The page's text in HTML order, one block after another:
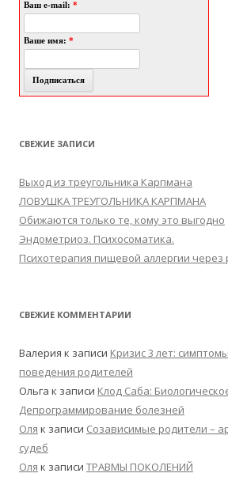
Ваш e-mail: *
Ваше имя: *
СВЕЖИЕ ЗАПИСИ
Выход из треугольника Карпмана
ЛОВУШКА ТРЕУГОЛЬНИКА КАРПМАНА
Обижаются только те, кому это выгодно
Эндометриоз. Психосоматика.
Психотерапия пищевой аллергии через
СВЕЖИЕ КОММЕНТАРИИ
Валерия к записи Кризис 3 лет:
поведения родителей
Ольга к записи Клод Саба:
Депрограммирование болезней
Оля к записи Созависимые родители –
судеб
Оля к записи ТРАВМЫ ПОКОЛЕНИЙ